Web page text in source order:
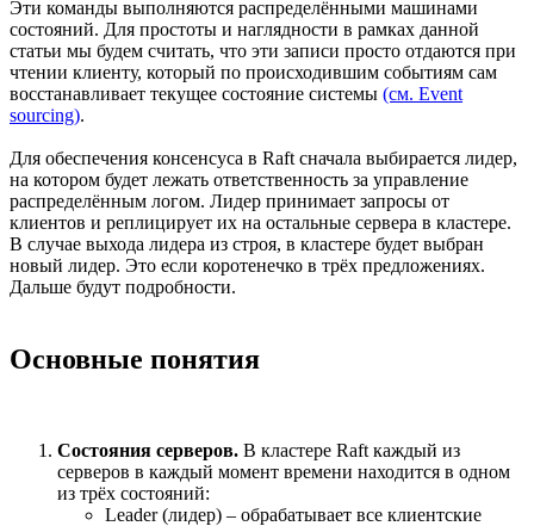
Эти команды выполняются распределёнными машинами
состояний. Для простоты и наглядности в рамках данной
статьи мы будем считать, что эти записи просто отдаются при
чтении клиенту, который по происходившим событиям сам
восстанавливает текущее состояние системы (см. Event
sourcing).
Для обеспечения консенсуса в Raft сначала выбирается лидер,
на котором будет лежать ответственность за управление
распределённым логом. Лидер принимает запросы от
клиентов и реплицирует их на остальные сервера в кластере.
В случае выхода лидера из строя, в кластере будет выбран
новый лидер. Это если коротенечко в трёх предложениях.
Дальше будут подробности.
Основные понятия
Состояния серверов. В кластере Raft каждый из
серверов в каждый момент времени находится в одном
из трёх состояний:
Leader (лидер) – обрабатывает все клиентские